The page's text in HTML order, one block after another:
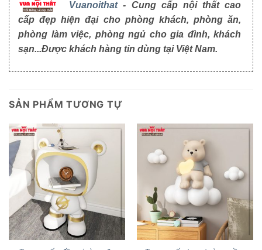
Vuanoithat- Cung cấp nội thất cao
cấp đẹp hiện đại cho phòng khách, phòng ăn,
phòng làm việc, phòng ngủ cho gia đình, khách
sạn...Được khách hàng tin dùng tại Việt Nam.
SẢN PHẨM TƯƠNG TỰ